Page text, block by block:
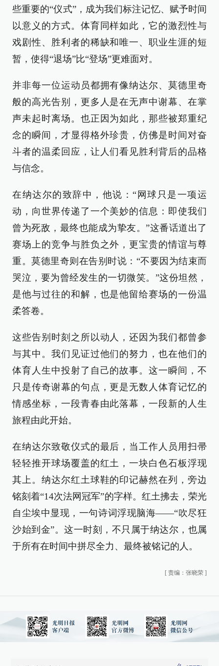
些重要的“仪式”，成为我们标注记忆、赋予时间
以意义的方式。体育同样如此，它的激烈性与
戏剧性、胜利者的稀缺和唯一、职业生涯的短
暂，使得“退场”比“登场”更难面对。
并非每一位运动员都拥有像纳达尔、莫德里奇
般的高光告别，更多人是在无声中谢幕、在掌
声未起时离场。也正因为如此，那些被郑重纪
念的瞬间，才显得格外珍贵，仿佛是时间对奋
斗者的温柔回应，让人们看见胜利背后的品格
与信念。
在纳达尔的致辞中，他说：“网球只是一项运
动，向世界传递了一个美妙的信息：即使我们
曾为死敌，最终也能成为挚友。”这番话道出了
赛场上的竞争与胜负之外，更宝贵的情谊与尊
重。莫德里奇则在告别时说：“不要因为结束而
哭泣，要为曾经发生的一切微笑。”这份坦然，
是他与过往的和解，也是他留给赛场的一份温
柔答卷。
这些告别时刻之所以动人，还因为我们都曾参
与其中。我们见证过他们的努力，也在他们的
体育人生中投射了自己的故事。这一瞬间，不
只是传奇谢幕的句点，更是无数人体育记忆的
情感坐标，一段青春由此落幕，一段新的人生
旅程由此开始。
在纳达尔致敬仪式的最后，当工作人员用扫帚
轻轻推开球场覆盖的红土，一块白色石板浮现
其上。纳达尔红土球鞋的印记赫然在列，旁边
铭刻着“14次法网冠军”的字样。红土拂去，荣光
自尘埃中显现，一句诗词浮现脑海——“吹尽狂
沙始到金”。这一时刻，不只属于纳达尔，也属
于所有在时间中拼尽全力、最终被铭记的人。
[ 责编：张晓荣 ]